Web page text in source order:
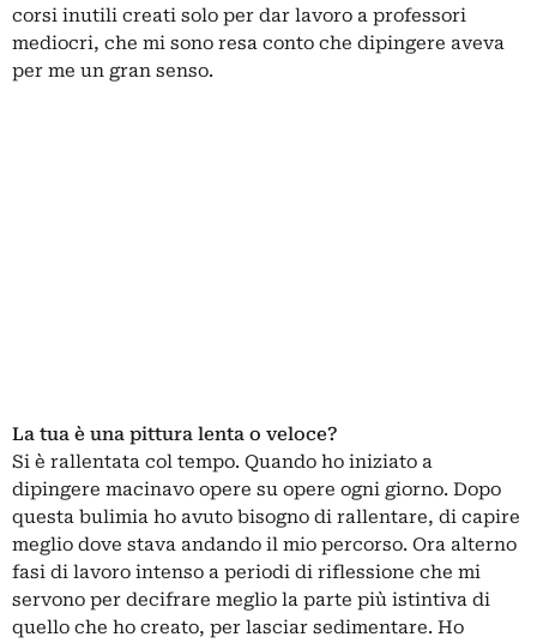
corsi inutili creati solo per dar lavoro a professori
mediocri, che mi sono resa conto che dipingere aveva
per me un gran senso.
La tua è una pittura lenta o veloce?
Si è rallentata col tempo. Quando ho iniziato a
dipingere macinavo opere su opere ogni giorno. Dopo
questa bulimia ho avuto bisogno di rallentare, di capire
meglio dove stava andando il mio percorso. Ora alterno
fasi di lavoro intenso a periodi di riflessione che mi
servono per decifrare meglio la parte più istintiva di
quello che ho creato, per lasciar sedimentare. Ho